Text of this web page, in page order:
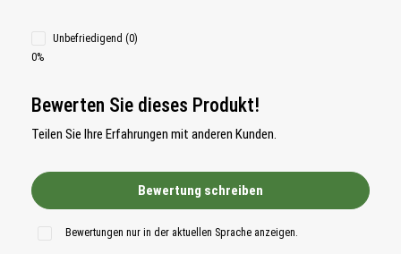
Unbefriedigend (0)
0%
Bewerten Sie dieses Produkt!
Teilen Sie Ihre Erfahrungen mit anderen Kunden.
Bewertung schreiben
Bewertungen nur in der aktuellen Sprache anzeigen.